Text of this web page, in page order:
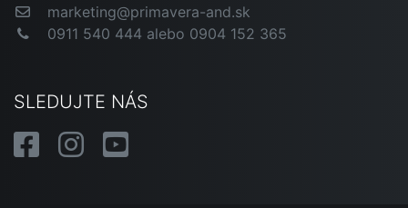
marketing@primavera-and.sk
0911 540 444 alebo 0904 152 365
SLEDUJTE NÁS